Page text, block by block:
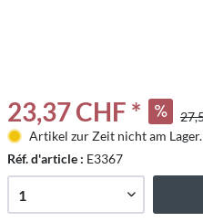
23,37 CHF *
Artikel zur Zeit nicht am
Réf. d'article : E3367